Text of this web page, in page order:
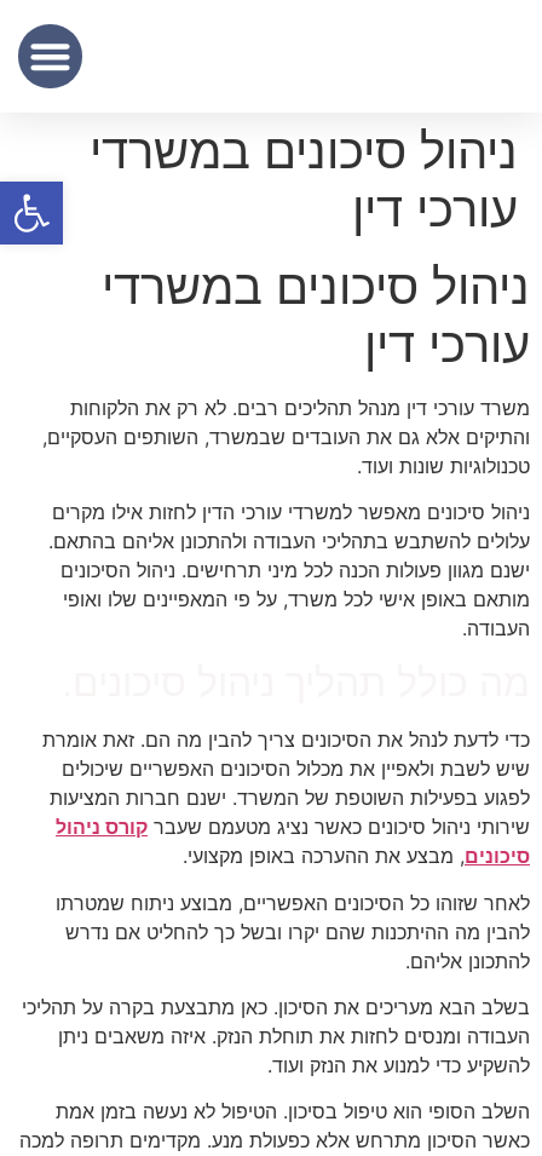
ניהול סיכונים במשרדי
עורכי דין
ניהול סיכונים במשרדי
עורכי דין
משרד עורכי דין מנהל תהליכים רבים. לא רק את הלקוחות
והתיקים אלא גם את העובדים שבמשרד, השותפים העסקיים,
טכנולוגיות שונות ועוד.
ניהול סיכונים מאפשר למשרדי עורכי הדין לחזות אילו מקרים
עלולים להשתבש בתהליכי העבודה ולהתכונן אליהם בהתאם.
ישנם מגוון פעולות הכנה לכל מיני תרחישים. ניהול הסיכונים
מותאם באופן אישי לכל משרד, על פי המאפיינים שלו ואופי
העבודה.
כדי לדעת לנהל את הסיכונים צריך להבין מה הם. זאת אומרת
שיש לשבת ולאפיין את מכלול הסיכונים האפשריים שיכולים
לפגוע בפעילות השוטפת של המשרד. ישנם חברות המציעות
שירותי ניהול סיכונים כאשר נציג מטעמם שעבר קורס ניהול
סיכונים, מבצע את ההערכה באופן מקצועי.
לאחר שזוהו כל הסיכונים האפשריים, מבוצע ניתוח שמטרתו
להבין מה ההיתכנות שהם יקרו ובשל כך להחליט אם נדרש
להתכונן אליהם.
בשלב הבא מעריכים את הסיכון. כאן מתבצעת בקרה על תהליכי
העבודה ומנסים לחזות את תוחלת הנזק. איזה משאבים ניתן
להשקיע כדי למנוע את הנזק ועוד.
השלב הסופי הוא טיפול בסיכון. הטיפול לא נעשה בזמן אמת
כאשר הסיכון מתרחש אלא כפעולת מנע. מקדימים תרופה למכה
פתח